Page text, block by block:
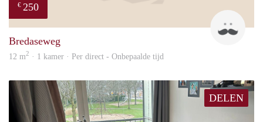
€ 250
Bredaseweg
12 m2 · 1 kamer · Per direct - Onbepaalde tijd
DELEN